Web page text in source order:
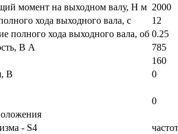
момент на выходном валу, Н м 2000
хода выходного вала, с
12
полного хода выходного вала, об 0.25
В А
785
160
В
0
0
- S4